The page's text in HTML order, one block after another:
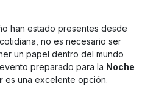
han estado presentes desde
no es necesario ser
un papel dentro del mundo
preparado para la Noche
es una excelente opción.